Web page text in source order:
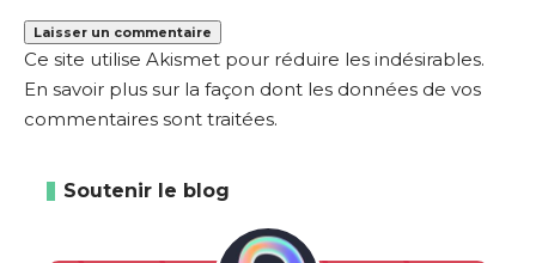
Ce site utilise Akismet pour réduire les indésirables.
En savoir plus sur la façon dont les données de vos
commentaires sont traitées.
Soutenir le blog